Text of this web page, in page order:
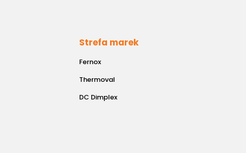
Strefa marek
Fernox
Thermoval
DC Dimplex